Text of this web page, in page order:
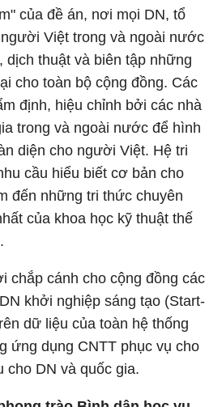
của đề án, nơi mọi DN, tổ
Việt trong và ngoài nước
dịch thuật và biên tập những
cho toàn bộ cộng đồng. Các
định, hiệu chỉnh bởi các nhà
trong và ngoài nước để hình
diện cho người Việt. Hệ tri
cầu hiểu biết cơ bản cho
đến những tri thức chuyên
của khoa học kỹ thuật thế
chắp cánh cho cộng đồng các
khởi nghiệp sáng tạo (Start-
dữ liệu của toàn hệ thống
ứng dụng CNTT phục vụ cho
cho DN và quốc gia.